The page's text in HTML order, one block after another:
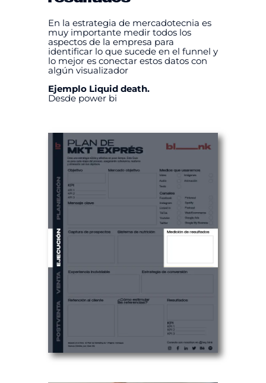
En la estrategia de mercadotecnia es
muy importante medir todos los
aspectos de la empresa para
identificar lo que sucede en el funnel y
lo mejor es conectar estos datos con
algún visualizador
Ejemplo Liquid death.
Desde power bi